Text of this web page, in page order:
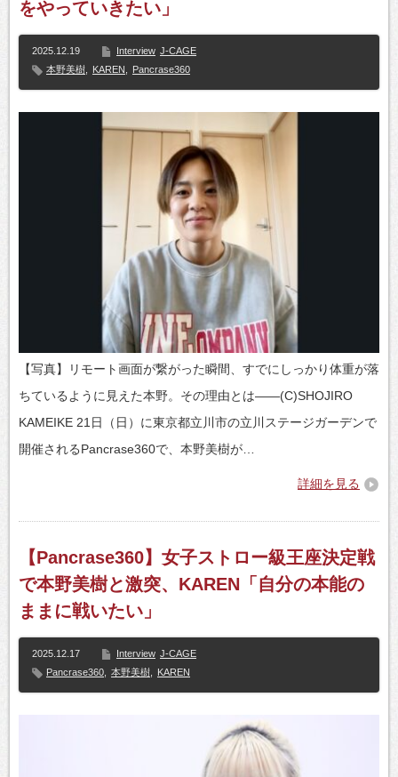
をやっていきたい」
2025.12.19 Interview J-CAGE
本野美樹
KAREN Pancrase360
【写真】リモート画面が繋がった瞬間、すでにしっかり体重が落
ちているように見えた本野。その理由とは――(C)SHOJIRO
KAMEIKE 21日（日）に東京都立川市の立川ステージガーデンで
開催されるPancrase360で、本野美樹が…
詳細を見る
【Pancrase360】女子ストロー級王座決定戦
で本野美樹と激突、KAREN「自分の本能の
ままに戦いたい」
2025.12.17 Interview J-CAGE
Pancrase360
本野美樹 KAREN